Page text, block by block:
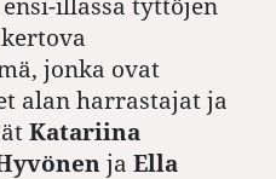
jonka ovat
alan harrastajat ja
Katariina
ja Ella